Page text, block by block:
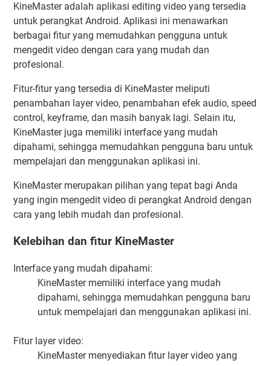
KineMaster adalah aplikasi editing video yang tersedia
untuk perangkat Android. Aplikasi ini menawarkan
berbagai fitur yang memudahkan pengguna untuk
mengedit video dengan cara yang mudah dan
profesional.
Fitur-fitur yang tersedia di KineMaster meliputi
penambahan layer video, penambahan efek audio, speed
control, keyframe, dan masih banyak lagi. Selain itu,
KineMaster juga memiliki interface yang mudah
dipahami, sehingga memudahkan pengguna baru untuk
mempelajari dan menggunakan aplikasi ini.
KineMaster merupakan pilihan yang tepat bagi Anda
yang ingin mengedit video di perangkat Android dengan
cara yang lebih mudah dan profesional.
Kelebihan dan fitur KineMaster
Interface yang mudah dipahami:
KineMaster memiliki interface yang mudah
dipahami, sehingga memudahkan pengguna baru
untuk mempelajari dan menggunakan aplikasi ini.
Fitur layer video:
KineMaster menyediakan fitur layer video yang